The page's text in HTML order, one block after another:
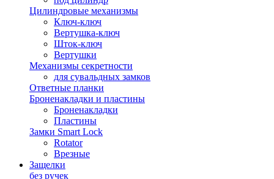
Цилиндровые механизмы
Ключ-ключ
Вертушка-ключ
Шток-ключ
Вертушки
Механизмы секретности
для сувальдных замков
Ответные планки
Броненакладки и пластины
Броненакладки
Пластины
Замки Smart Lock
Rotator
Врезные
Защелки
без ручек